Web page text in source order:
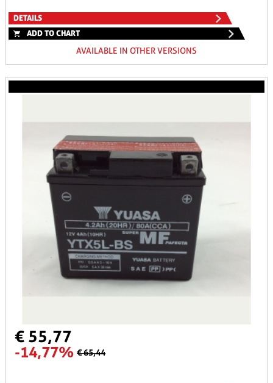
DETAILS
ADD TO CHART
AVAILABLE IN OTHER VERSIONS
€ 55,77
-14,77% € 65,44